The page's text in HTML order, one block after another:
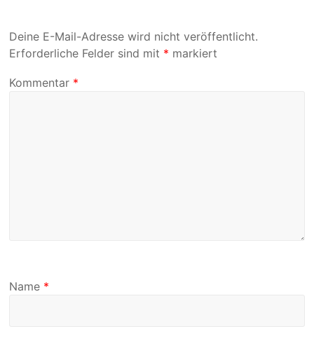
Deine E-Mail-Adresse wird nicht veröffentlicht.
Erforderliche Felder sind mit * markiert
Kommentar *
Name *